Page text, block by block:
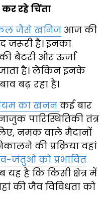
रहे चिंता
जैसे खनिज आज की
जरूरी हैं। इनका
बैटरी और ऊर्जा
है। लेकिन इनके
बढ़ रहा है।
का खनन कई बार
पारिस्थितिकी तंत्र
नमक वाले मैदानों
की प्रक्रिया वहां
जंतुओं को प्रभावित
यह है कि किसी क्षेत्र में
की जैव विविधता को